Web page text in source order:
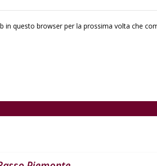
in questo browser per la prossima volta che